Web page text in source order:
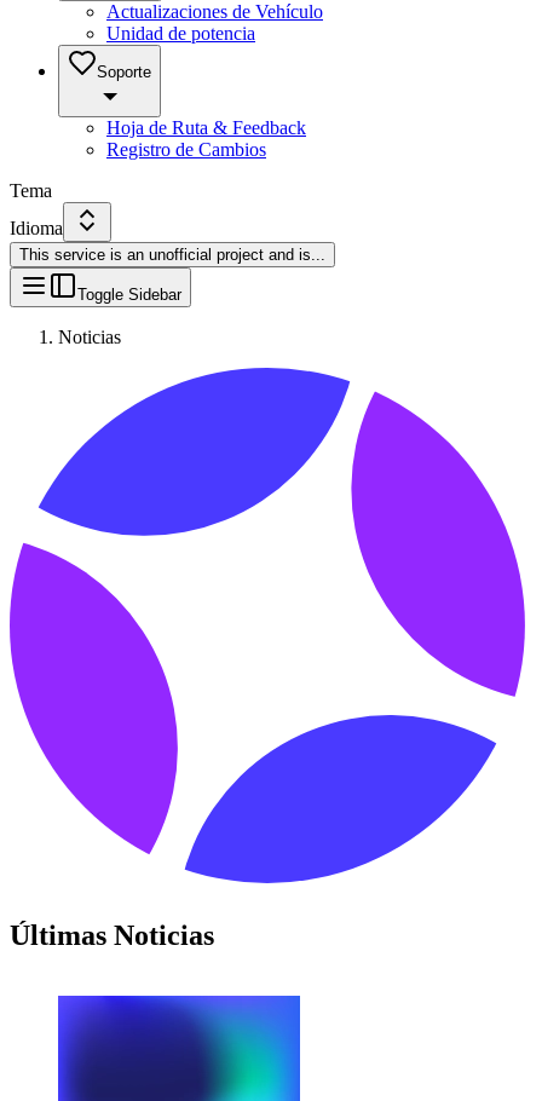
Actualizaciones de Vehículo
Unidad de potencia
Soporte
Hoja de Ruta & Feedback
Registro de Cambios
Tema
Idioma
This service is an unofficial project and is...
Toggle Sidebar
Noticias
Últimas Noticias